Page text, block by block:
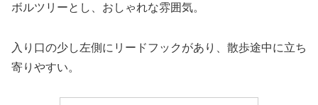
ボルツリーとし、おしゃれな雰囲気。
入り口の少し左側にリードフックがあり、散歩途中に立ち
寄りやすい。